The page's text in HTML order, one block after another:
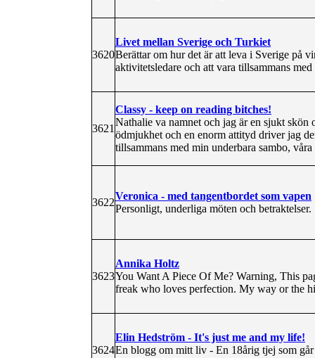
3620
Livet mellan Sverige och Turkiet
Berättar om hur det är att leva i Sverige på
aktivitetsledare och att vara tillsammans
3621
Classy - keep on reading bitches!
Nathalie va namnet och jag är en sjukt
ödmjukhet och en enorm attityd driver jag
tillsammans med min underbara sambo,
3622
Veronica - med tangentbordet som vapen
Personligt, underliga möten och betraktelser.
3623
Annika Holtz
You Want A Piece Of Me? Warning, This
freak who loves perfection. My way or the
3624
Elin Hedström - It's just me and my life!
En blogg om mitt liv - En 18årig tjej som